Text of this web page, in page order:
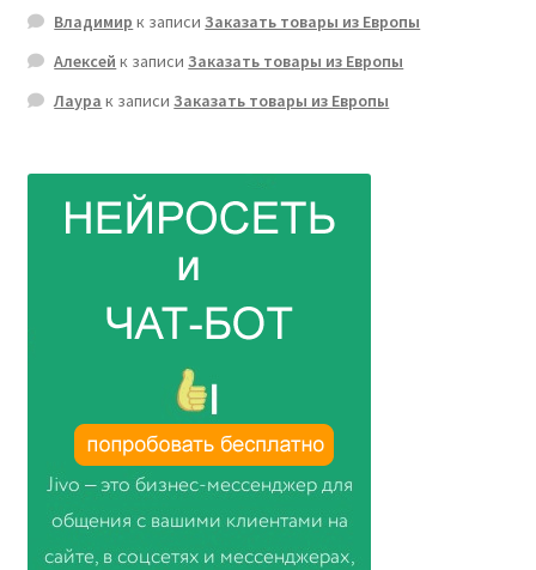
Владимир к записиЗаказать товары из Европы
Алексей к записиЗаказать товары из Европы
Лаура к записиЗаказать товары из Европы